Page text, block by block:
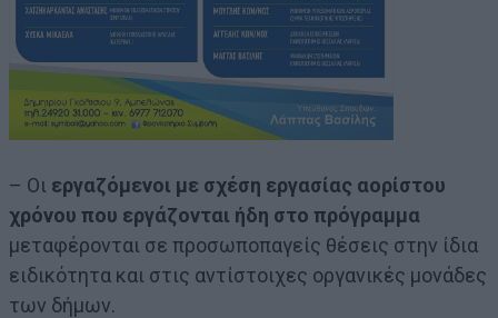
– Οι εργαζόμενοι με σχέση εργασίας αορίστου
χρόνου που εργάζονται ήδη στο πρόγραμμα
μεταφέρονται σε προσωποπαγείς θέσεις στην ίδια
ειδικότητα και στις αντίστοιχες οργανικές μονάδες
των δήμων.